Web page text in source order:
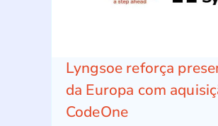
Lyngsoe reforça
da Europa com
CodeOne